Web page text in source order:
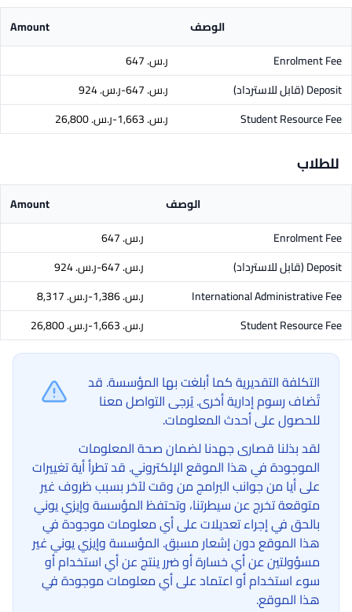
الوصف
Amount
Enrolment Fee
ر.س.‏ 647
Deposit(قابل للاسترداد)
ر.س.‏ 647-ر.س.‏ 924
Student Resource Fee
ر.س.‏ 1,663-ر.س.‏ 26,800
للطلاب
الوصف
Amount
Enrolment Fee
ر.س.‏ 647
Deposit(قابل للاسترداد)
ر.س.‏ 647-ر.س.‏ 924
International Administrative Fee
ر.س.‏ 1,386-ر.س.‏ 8,317
Student Resource Fee
ر.س.‏ 1,663-ر.س.‏ 26,800
التكلفة التقديرية كما أبلغت بها المؤسسة. قد
تُضاف رسوم إدارية أخرى. يُرجى التواصل معنا
للحصول على أحدث المعلومات.
لقد بذلنا قصارى جهدنا لضمان صحة المعلومات
الموجودة في هذا الموقع الإلكتروني. قد تطرأ أية تغييرات
على أيا من جوانب البرامج من وقت لآخر بسبب ظروف غير
متوقعة تخرج عن سيطرتنا، وتحتفظ المؤسسة وإيزي يوني
بالحق في إجراء تعديلات على أي معلومات موجودة في
هذا الموقع دون إشعار مسبق. المؤسسة وإيزي يوني غير
مسؤولتين عن أي خسارة أو ضرر ينتج عن أي استخدام أو
سوء استخدام أو اعتماد على أي معلومات موجودة في
هذا الموقع.